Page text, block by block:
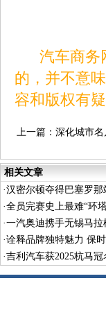
汽车商务
的，并不意
容和版权有
上一篇： 深化城市
相关文章
·汉密尔顿夺得巴塞罗
·全员完赛史上最难“环
·一汽奥迪携手无锡马
·诠释品牌独特魅力 保
·吉利汽车获2025杭马